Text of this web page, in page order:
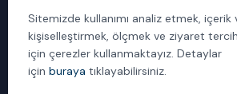
ÖNE ÇIKANLAR
Bulut Dönüşümü
Sitemizde kullanımı analiz etmek, içerik
kişiselleştirmek, ölçmek ve ziyaret
için çerezler kullanmaktayız. Detaylar
için buraya tıklayabilirsiniz.